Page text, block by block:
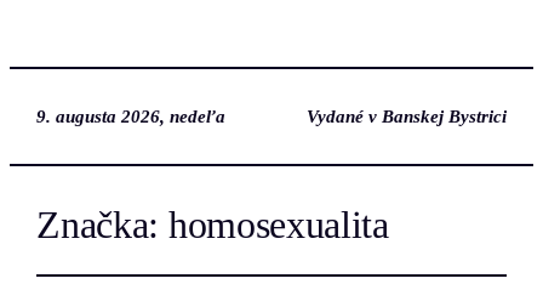
9. augusta 2026, nedeľa Vydané v Banskej Bystrici
Značka: homosexualita